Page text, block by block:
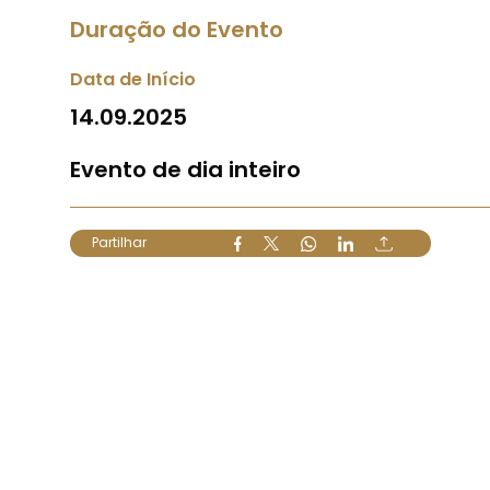
Duração do Evento
Data de Início
14.09.2025
Evento de dia inteiro
Partilhar